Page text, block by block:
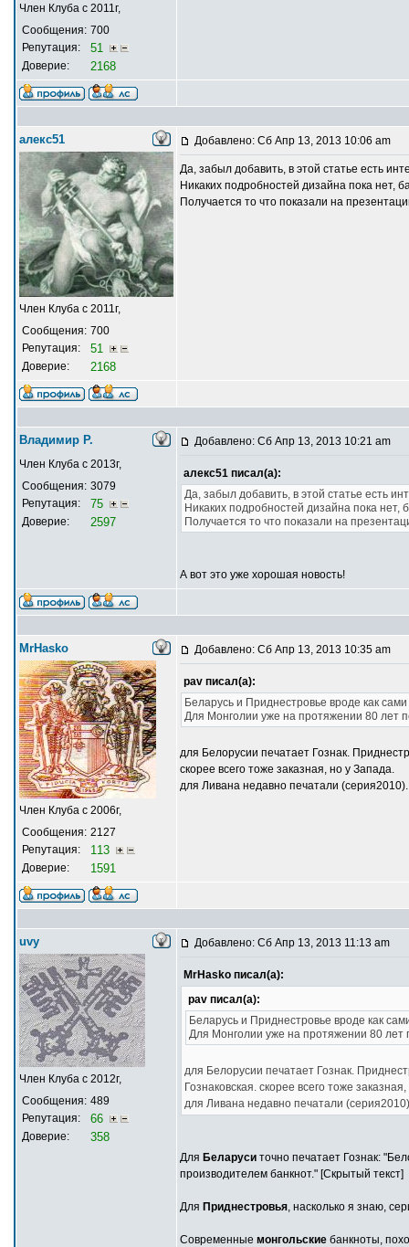
Член Клуба с 2011г,
Сообщения: 700
Репутация:
51
Доверие: 2168
алекс51
Член Клуба с 2011г,
Сообщения: 700
Репутация:
51
Доверие: 2168
Добавлено: Сб Апр 13, 2013 10:06 am
Да, забыл добавить, в этой статье есть
Никаких подробностей дизайна пока нет,
Получается то что показали на
Владимир Р.
Член Клуба с 2013г,
Сообщения: 3079
Репутация:
75
Доверие: 2597
Добавлено: Сб Апр 13, 2013 10:21 am
алекс51 писал(а):
Да, забыл добавить, в этой статье есть
Никаких подробностей дизайна пока нет,
Получается то что показали на
А вот это уже хорошая новость!
MrHasko
Член Клуба с 2006г,
Сообщения: 2127
Репутация:
113
Доверие: 1591
Добавлено: Сб Апр 13, 2013 10:35 am
pav писал(а):
Беларусь и Приднестровье вроде как
Для Монголии уже на протяжении 80 лет
для Белорусии печатает Гознак.
скорее всего тоже заказная, но у Запада.
для Ливана недавно печатали
uvy
Член Клуба с 2012г,
Сообщения: 489
Репутация:
66
Доверие: 358
Добавлено: Сб Апр 13, 2013 11:13 am
MrHasko писал(а):
pav писал(а):
Беларусь и Приднестровье вроде как
Для Монголии уже на протяжении 80 лет
для Белорусии печатает Гознак.
Гознаковская. скорее всего тоже
для Ливана недавно печатали
Для Беларуси точно печатает Гознак:
производителем банкнот." [Скрытый текст]
Для Приднестровья , насколько я знаю,
Современные монгольские банкноты,